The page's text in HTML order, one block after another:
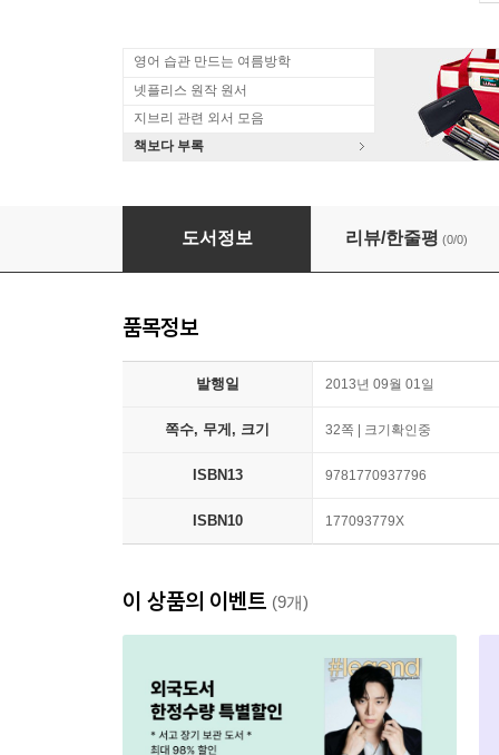
영어 습관 만드는 여름방학
넷플리스 원작 원서
지브리 관련 외서 모음
책보다 부록
The Awesome Book of the Universe
도서정보 리뷰/한줄평 (0/0)
품목정보
발행일 2013년 09월 01일
쪽수, 무게, 크기 32쪽 | 크기확인중
ISBN13 9781770937796
ISBN10 177093779X
이 상품의 이벤트 (9개)